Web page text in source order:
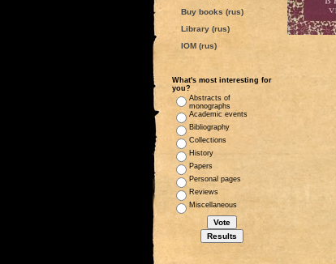
Buy books (rus)
Library (rus)
IOM (rus)
What's most interesting for
you?
Abstracts of
monographs
Academic events
Bibliography
Collections
History
Papers
Personal pages
Reviews
Miscellaneous